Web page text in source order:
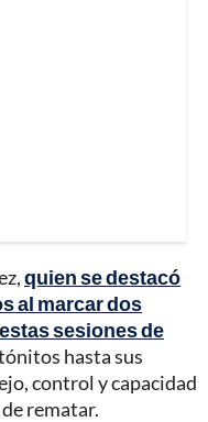
quien se destacó
al marcar dos
sesiones de
hasta sus
control y capacidad
rematar.